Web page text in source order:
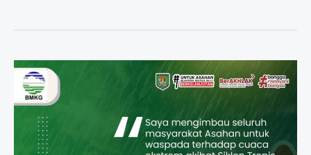
Dorong
Transformasi
Kesehatan
di
Kabupaten
Asahan